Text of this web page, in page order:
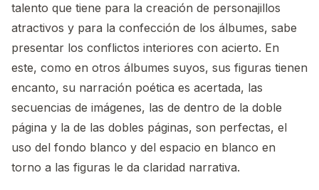
talento que tiene para la creación de personajillos
atractivos y para la confección de los álbumes, sabe
presentar los conflictos interiores con acierto. En
este, como en otros álbumes suyos, sus figuras tienen
encanto, su narración poética es acertada, las
secuencias de imágenes, las de dentro de la doble
página y la de las dobles páginas, son perfectas, el
uso del fondo blanco y del espacio en blanco en
torno a las figuras le da claridad narrativa.